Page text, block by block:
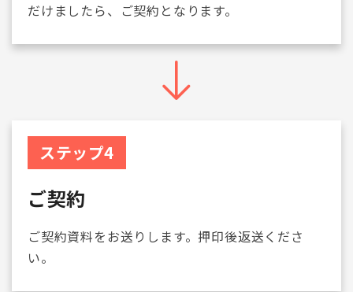
だけましたら、ご契約となります。
ステップ4
ご契約
ご契約資料をお送りします。押印後返送くださ
い。